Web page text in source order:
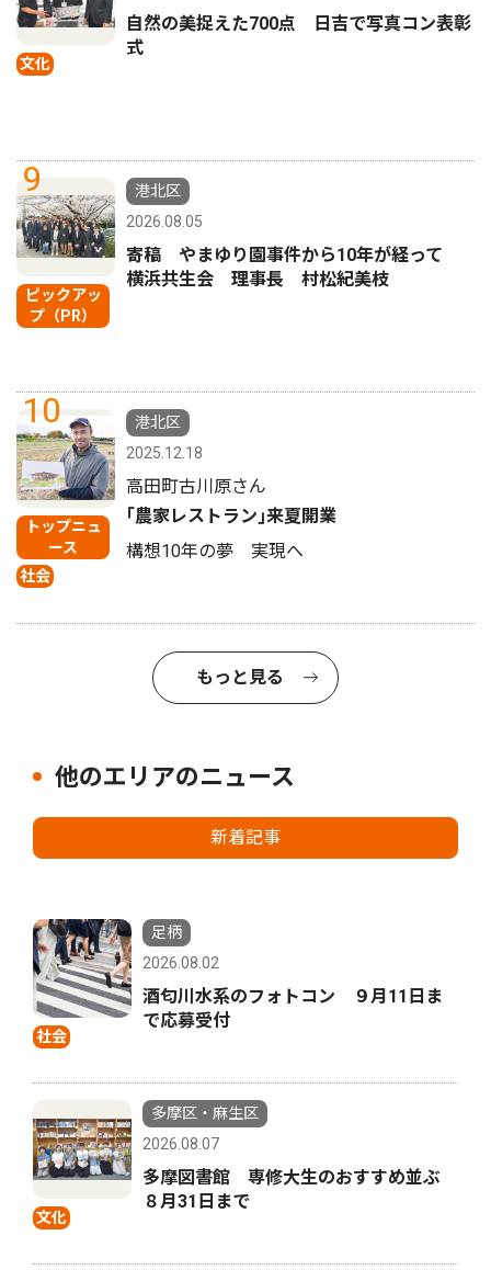
文化
自然の美捉えた700点 日吉で写真コン表彰
式
9
ピックアッ
プ（PR）
港北区
2026.08.05
寄稿 やまゆり園事件から10年が経って
横浜共生会 理事長 村松紀美枝
10
トップニュ
ース
社会
港北区
2025.12.18
高田町古川原さん
｢農家レストラン｣来夏開業
構想10年の夢 実現へ
もっと見る
他のエリアのニュース
新着記事
社会
足柄
2026.08.02
酒匂川水系のフォトコン ９月11日ま
で応募受付
文化
多摩区・麻生区
2026.08.07
多摩図書館 専修大生のおすすめ並ぶ
８月31日まで